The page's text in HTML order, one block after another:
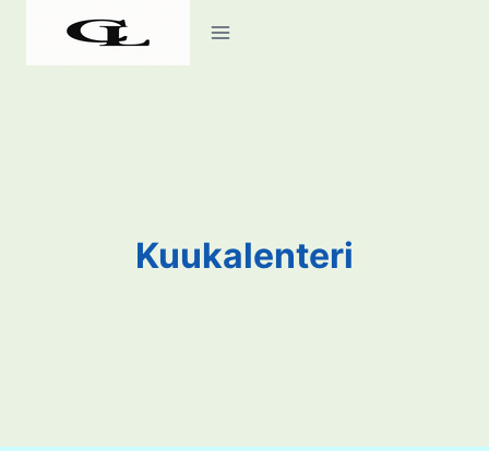
sisältöön
Kuukalenteri